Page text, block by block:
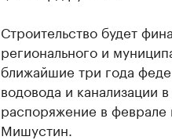
Строительство будет
регионального и
ближайшие три года
водовода и канализации
распоряжение в
Мишустин.